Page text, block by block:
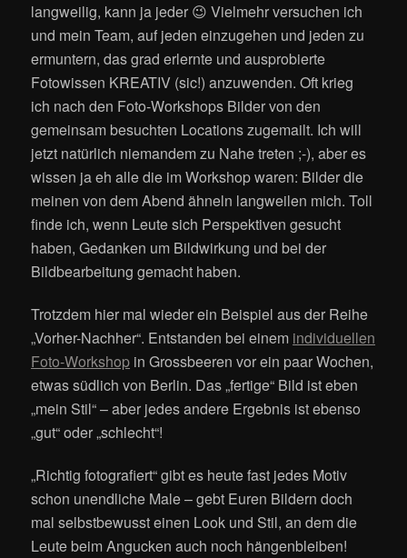
langweilig, kann ja jeder 😉 Vielmehr versuchen ich
und mein Team, auf jeden einzugehen und jeden zu
ermuntern, das grad erlernte und ausprobierte
Fotowissen KREATIV (sic!) anzuwenden. Oft krieg
ich nach den Foto-Workshops Bilder von den
gemeinsam besuchten Locations zugemailt. Ich will
jetzt natürlich niemandem zu Nahe treten ;-), aber es
wissen ja eh alle die im Workshop waren: Bilder die
meinen von dem Abend ähneln langweilen mich. Toll
finde ich, wenn Leute sich Perspektiven gesucht
haben, Gedanken um Bildwirkung und bei der
Bildbearbeitung gemacht haben.
Trotzdem hier mal wieder ein Beispiel aus der Reihe
„Vorher-Nachher“. Entstanden bei einem individuellen
Foto-Workshop in Grossbeeren vor ein paar Wochen,
etwas südlich von Berlin. Das „fertige“ Bild ist eben
„mein Stil“ – aber jedes andere Ergebnis ist ebenso
„gut“ oder „schlecht“!
„Richtig fotografiert“ gibt es heute fast jedes Motiv
schon unendliche Male – gebt Euren Bildern doch
mal selbstbewusst einen Look und Stil, an dem die
Leute beim Angucken auch noch hängenbleiben!